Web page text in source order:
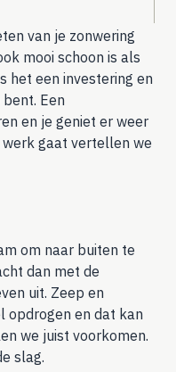
van je zonwering
mooi schoon is als
het een investering en
Een
en je geniet er weer
werk gaat vertellen we
om naar buiten te
dan met de
uit. Zeep en
opdrogen en dat kan
we juist voorkomen.
slag.